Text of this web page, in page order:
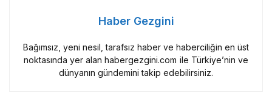
Haber Gezgini
Bağımsız, yeni nesil, tarafsız haber ve haberciliğin en üst
noktasında yer alan habergezgini.com ile Türkiye’nin ve
dünyanın gündemini takip edebilirsiniz.